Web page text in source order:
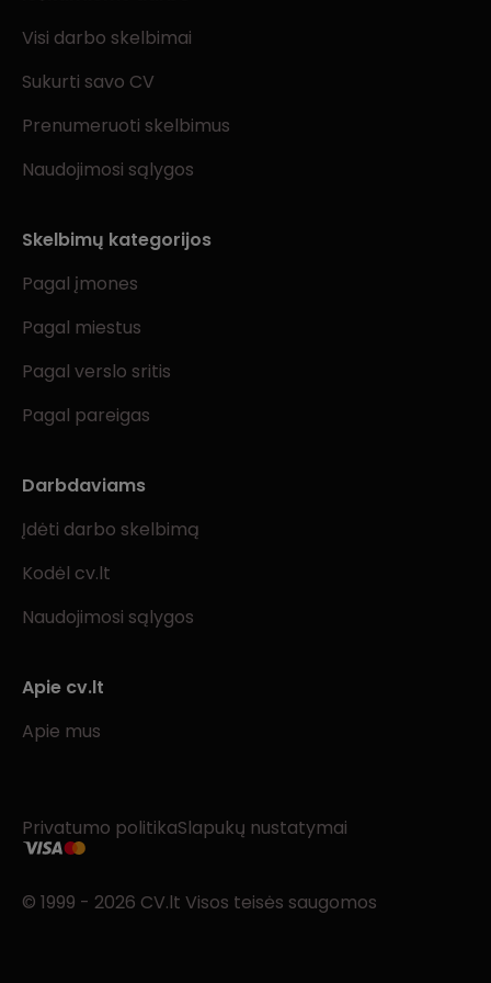
Visi darbo skelbimai
Sukurti savo CV
Prenumeruoti skelbimus
Naudojimosi sąlygos
Skelbimų kategorijos
Pagal įmones
Pagal miestus
Pagal verslo sritis
Pagal pareigas
Darbdaviams
Įdėti darbo skelbimą
Kodėl cv.lt
Naudojimosi sąlygos
Apie cv.lt
Apie mus
Privatumo politikaSlapukų nustatymai
© 1999 - 2026 CV.lt Visos teisės saugomos